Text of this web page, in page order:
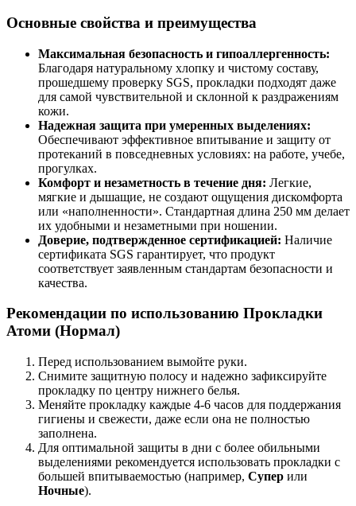
Основные свойства и преимущества
Максимальная безопасность и гипоаллергенность:
Благодаря натуральному хлопку и чистому составу,
прошедшему проверку SGS, прокладки подходят даже
для самой чувствительной и склонной к раздражениям
кожи.
Надежная защита при умеренных выделениях:
Обеспечивают эффективное впитывание и защиту от
протеканий в повседневных условиях: на работе, учебе,
прогулках.
Комфорт и незаметность в течение дня: Легкие,
мягкие и дышащие, не создают ощущения дискомфорта
или «наполненности». Стандартная длина 250 мм делает
их удобными и незаметными при ношении.
Доверие, подтвержденное сертификацией: Наличие
сертификата SGS гарантирует, что продукт
соответствует заявленным стандартам безопасности и
качества.
Рекомендации по использованию Прокладки
Атоми (Нормал)
Перед использованием вымойте руки.
Снимите защитную полосу и надежно зафиксируйте
прокладку по центру нижнего белья.
Меняйте прокладку каждые 4-6 часов для поддержания
гигиены и свежести, даже если она не полностью
заполнена.
Для оптимальной защиты в дни с более обильными
выделениями рекомендуется использовать прокладки с
большей впитываемостью (например, Супер или
Ночные).